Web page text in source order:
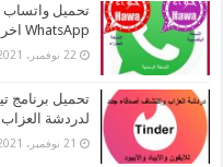
WhatsApp اخر اصدار ضد الحظر الاصدار
22 نوفمبر، 2021
لدردشة العزاب
21 نوفمبر، 2021